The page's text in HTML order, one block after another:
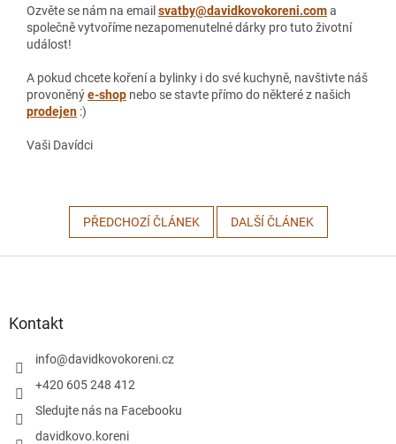
Ozvěte se nám na email svatby@davidkovokoreni.coma
společně vytvoříme nezapomenutelné dárky pro tuto životní
událost!
A pokud chcete koření a bylinky i do své kuchyně, navštivte náš
provoněnýe-shop nebo se stavte přímo do některé z našich
prodejen :)
Vaši Davídci
PŘEDCHOZÍ ČLÁNEK DALŠÍ ČLÁNEK
Kontakt
info@davidkovokoreni.cz
+420 605 248 412
Sledujte nás na Facebooku
davidkovo.koreni